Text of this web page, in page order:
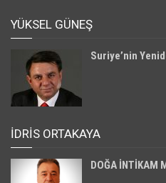
YÜKSEL GÜNEŞ
Suriye’nin
İDRİS ORTAKAYA
DOĞA İNTİKAM